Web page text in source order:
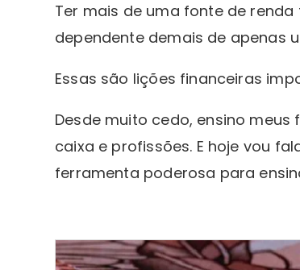
Ter mais de uma fonte de
dependente demais de apenas
Essas são lições financeiras
Desde muito cedo, ensino
caixa e profissões. E hoje vou
ferramenta poderosa para